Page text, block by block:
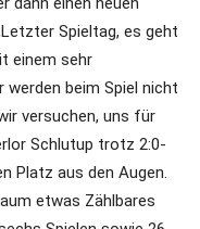
Spieltag, es geht
einem sehr
werden beim Spiel nicht
versuchen, uns für
Schlutup trotz 2:0-
Platz aus den Augen.
etwas Zählbares